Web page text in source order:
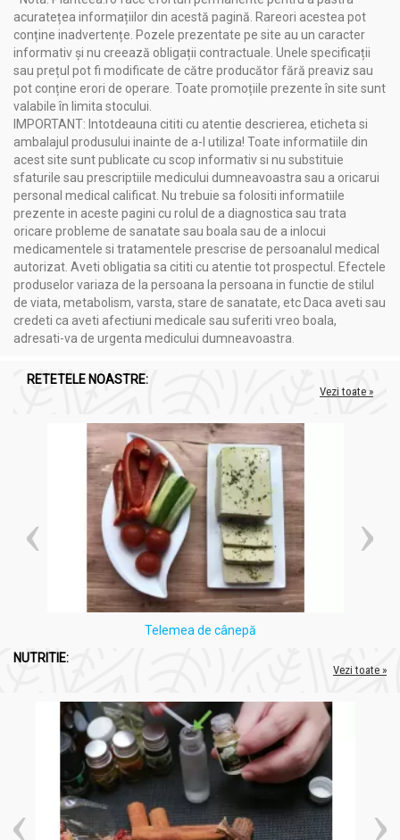
Acizi grași nesaturați:ajută la protejarea celulelor și
îmbunătățirea circulației sanguine
Un produs naturist nutritivesențial pentru menținerea unui
echilibru metabolic optim, recomandat pentru întreaga familie,
care ajută la prevenirea anemiei și susține sănătatea generală
cu un aport natural de fier.
DVR Pharm, cu sediul în Brașov, produce suplimente naturiste
și nutritive de înaltă calitate, bazate pe decenii de experiență în
terapia naturală. Echipa noastră dezvoltă rețete inovatoare
folosind extracte concentrate de plante, ciuperci medicinale și
produse marine, toate provenind din surse UE atent
supravegheate.
Produsele noastre sunt fabricate în linii de producție moderne,
aliniate standardelor europene, fără tratamente chimice,
coloranți, conservanți, arome sau îndulcitori. Toate sunt
notificate la Institutul Național de Cercetare-Dezvoltare pentru
Bioresurse Alimentare-IBA, Serviciul Național pentru Plante
Medicinale și Produse ale Stupului.
DVR Pharm oferă rețete revoluționare și ingrediente premium,
cum ar fi ciuperca tibetană îmbogățită cu Curcuma, TELOM-R,
Zinc natural și alga calcaroasă cu fier. Ne mândrim cu produse
unice, gândite și fabricate în România, menite să sprijine
sănătatea și bunăstarea consumatorilor noștri.
, o sursă de încredere în domeniul nutriției și sănătății,
recomandă cu încredere produsele
calitatea lor superioară și angajamentul față de sănătatea
Compozitie
Pachet Fier natural 60+30cps - DVR PHARM
Drojdie de bere (Saccharomyces cerevisiae), extract cu
min.1% Fier*: 240mg;
Drojdie de bere (Saccharomyces cerevisiae), uscată și
acuratețea informațiilor din acestă pagină. Rareori acestea pot
conține inadvertențe. Pozele prezentate pe site au un caracter
informativ și nu creează obligații contractuale. Unele specificații
sau prețul pot fi modificate de către producător fără preaviz sau
pot conține erori de operare. Toate promoțiile prezente în site sunt
valabile în limita stocului.
IMPORTANT: Intotdeauna cititi cu atentie descrierea, eticheta si
ambalajul produsului inainte de a-l utiliza! Toate informatiile din
acest site sunt publicate cu scop informativ si nu substituie
sfaturile sau prescriptiile medicului dumneavoastra sau a oricarui
personal medical calificat. Nu trebuie sa folositi informatiile
prezente in aceste pagini cu rolul de a diagnostica sau trata
oricare probleme de sanatate sau boala sau de a inlocui
medicamentele si tratamentele prescrise de persoanalul medical
autorizat. Aveti obligatia sa cititi cu atentie tot prospectul. Efectele
produselor variaza de la persoana la persoana in functie de stilul
de viata, metabolism, varsta, stare de sanatate, etc Daca aveti sau
credeti ca aveti afectiuni medicale sau suferiti vreo boala,
adresati-va de urgenta medicului dumneavoastra.
RETETELE NOASTRE:
Vezi toate »
Telemea de cânepă
NUTRITIE:
Vezi toate »